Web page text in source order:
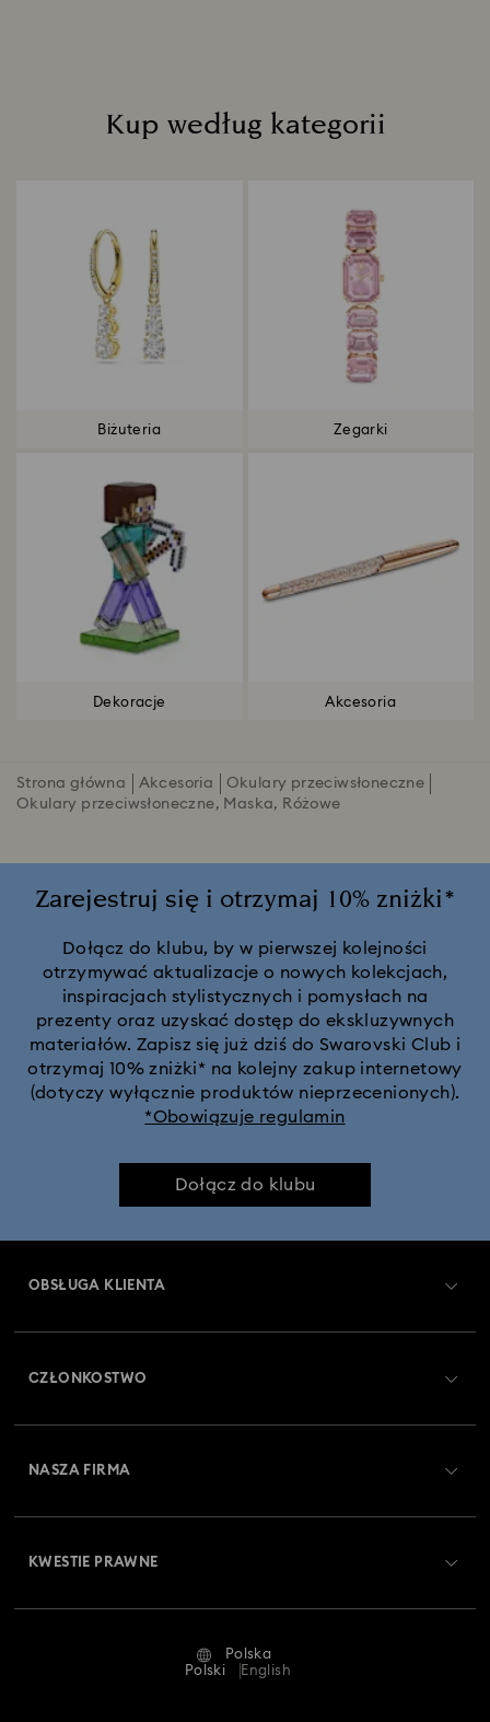
Kup według kategorii
Biżuteria Zegarki
Dekoracje Akcesoria
Strona główna Akcesoria
Okulary przeciwsłoneczne
Okulary przeciwsłoneczne, Maska, Różowe
Zarejestruj się i otrzymaj 10% zniżki*
Dołącz do klubu, by w pierwszej kolejności
otrzymywać aktualizacje o nowych kolekcjach,
inspiracjach stylistycznych i pomysłach na
prezenty oraz uzyskać dostęp do ekskluzywnych
materiałów. Zapisz się już dziś do Swarovski Club i
otrzymaj 10% zniżki* na kolejny zakup internetowy
(dotyczy wyłącznie produktów nieprzecenionych).
*Obowiązuje regulamin
Dołącz do klubu
OBSŁUGA KLIENTA
Zwroty i wymiana towaru
Status naprawy
CZŁONKOSTWO
NASZA FIRMA
KWESTIE PRAWNE
Polska
Polski
English